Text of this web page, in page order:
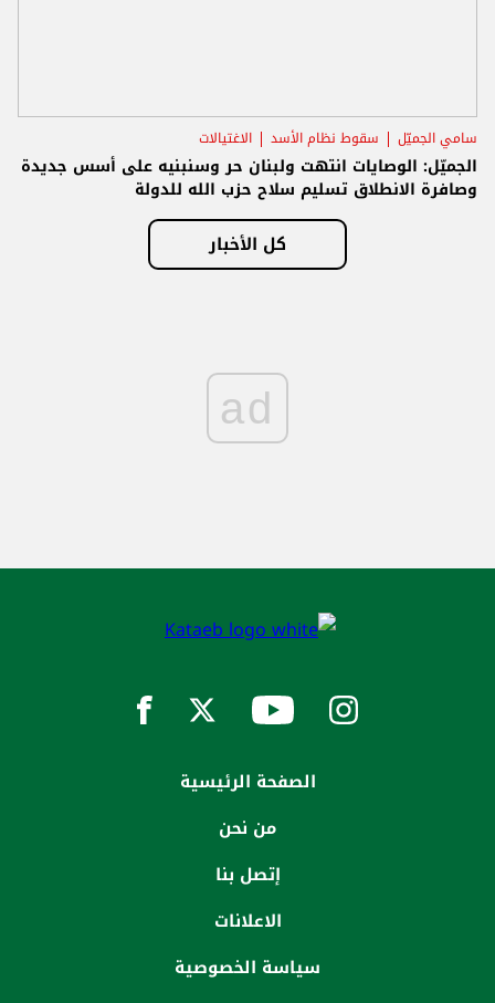
سامي الجميّل سقوط نظام الأسد الاغتيالات
الجميّل: الوصايات انتهت ولبنان حر وسنبنيه على أسس جديدة
وصافرة الانطلاق تسليم سلاح حزب الله للدولة
كل الأخبار
ad
الصفحة الرئيسية
من نحن
إتصل بنا
الاعلانات
سياسة الخصوصية